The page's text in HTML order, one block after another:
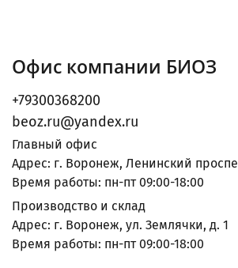
Офис компании БИОЗ
+79300368200
beoz.ru@yandex.ru
Главный офис
Адрес: г. Воронеж, Ленинский
Время работы: пн-пт 09:00-18:00
Производство и склад
Адрес: г. Воронеж, ул. Землячки, д. 1
Время работы: пн-пт 09:00-18:00